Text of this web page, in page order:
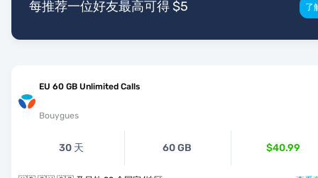
每推荐一位好友最高可得 $5 了
EU 60 GB Unlimited Calls
Bouygues
30 天 60 GB $40.99